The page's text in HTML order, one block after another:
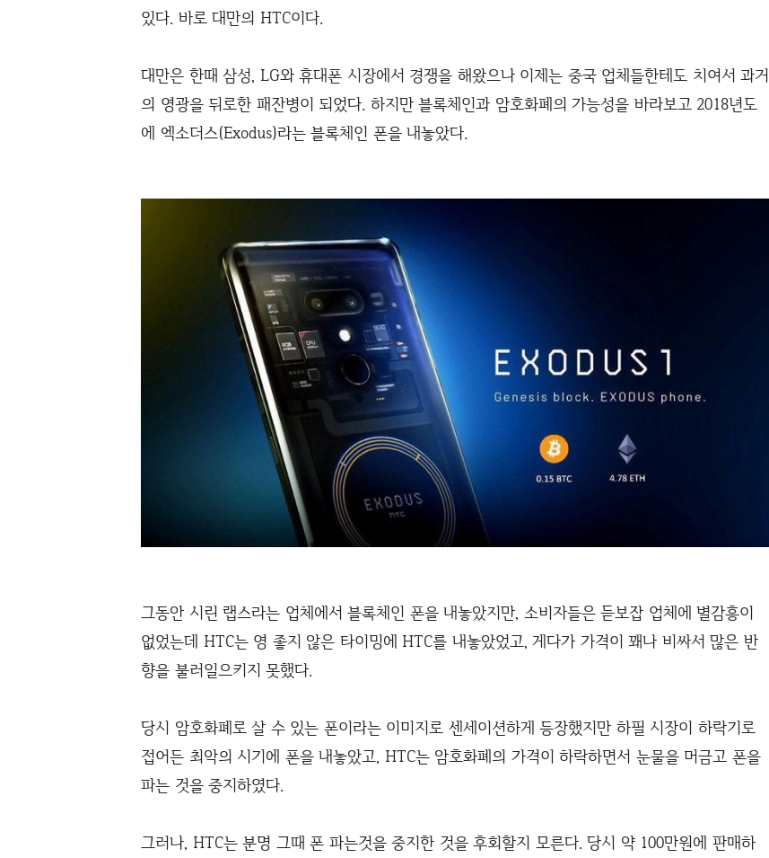
있다. 바로 대만의 HTC이다.
대만은 한때 삼성, LG와 휴대폰 시장에서 경쟁을 해왔으나 이제는 중국 업체들한테도 치여서 과거
의 영광을 뒤로한 패잔병이 되었다. 하지만 블록체인과 암호화폐의 가능성을 바라보고 2018년도
에 엑소더스(Exodus)라는 블록체인 폰을 내놓았다.
그동안 시린 랩스라는 업체에서 블록체인 폰을 내놓았지만, 소비자들은 듣보잡 업체에 별감흥이
없었는데 HTC는 영 좋지 않은 타이밍에 HTC를 내놓았었고, 게다가 가격이 꽤나 비싸서 많은 반
향을 불러일으키지 못했다.
당시 암호화폐로 살 수 있는 폰이라는 이미지로 센세이션하게 등장했지만 하필 시장이 하락기로
접어든 최악의 시기에 폰을 내놓았고, HTC는 암호화폐의 가격이 하락하면서 눈물을 머금고 폰을
파는 것을 중지하였다.
그러나, HTC는 분명 그때 폰 파는것을 중지한 것을 후회할지 모른다. 당시 약 100만원에 판매하